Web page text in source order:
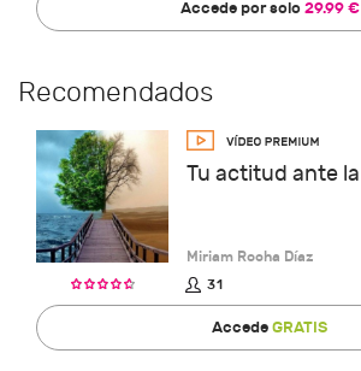
Accede por solo29.99 €
Recomendados
Tu actitud ante
Miriam Rocha Díaz
31
AccedeGRATIS